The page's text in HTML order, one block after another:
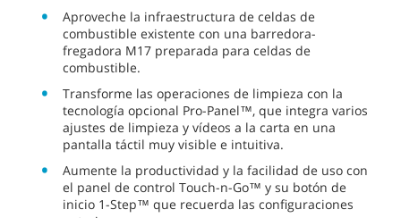
Aproveche la infraestructura de celdas de
combustible existente con una barredora-
fregadora M17 preparada para celdas de
combustible.
Transforme las operaciones de limpieza con la
tecnología opcional Pro-Panel™, que integra varios
ajustes de limpieza y vídeos a la carta en una
pantalla táctil muy visible e intuitiva.
Aumente la productividad y la facilidad de uso con
el panel de control Touch-n-Go™ y su botón de
inicio 1-Step™ que recuerda las configuraciones